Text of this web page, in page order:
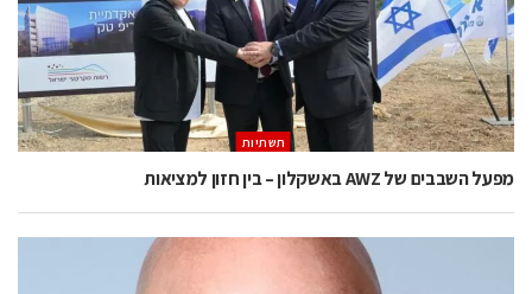
תשתיות
מפעל השבבים של AWZ באשקלון – בין חזון למציאות